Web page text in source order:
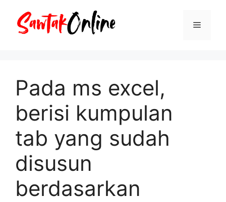
Menu
Pada ms excel,
berisi kumpulan
tab yang sudah
disusun
berdasarkan